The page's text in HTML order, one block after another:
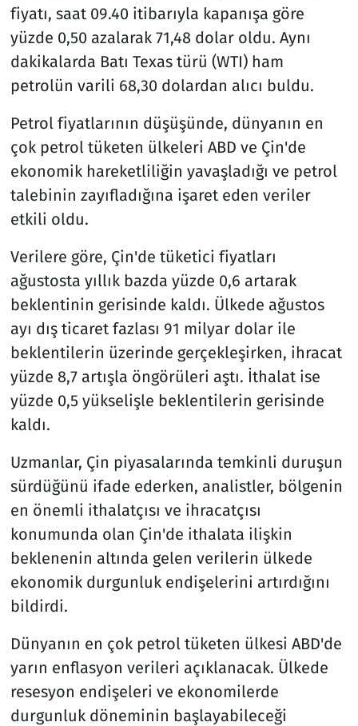
fiyatı, saat 09.40 itibarıyla kapanışa göre
yüzde 0,50 azalarak 71,48 dolar oldu. Aynı
dakikalarda Batı Texas türü (WTI) ham
petrolün varili 68,30 dolardan alıcı buldu.
Petrol fiyatlarının düşüşünde, dünyanın en
çok petrol tüketen ülkeleri ABD ve Çin'de
ekonomik hareketliliğin yavaşladığı ve petrol
talebinin zayıfladığına işaret eden veriler
etkili oldu.
Verilere göre, Çin'de tüketici fiyatları
ağustosta yıllık bazda yüzde 0,6 artarak
beklentinin gerisinde kaldı. Ülkede ağustos
ayı dış ticaret fazlası 91 milyar dolar ile
beklentilerin üzerinde gerçekleşirken, ihracat
yüzde 8,7 artışla öngörüleri aştı. İthalat ise
yüzde 0,5 yükselişle beklentilerin gerisinde
kaldı.
Uzmanlar, Çin piyasalarında temkinli duruşun
sürdüğünü ifade ederken, analistler, bölgenin
en önemli ithalatçısı ve ihracatçısı
konumunda olan Çin'de ithalata ilişkin
beklenenin altında gelen verilerin ülkede
ekonomik durgunluk endişelerini artırdığını
bildirdi.
Dünyanın en çok petrol tüketen ülkesi ABD'de
yarın enflasyon verileri açıklanacak. Ülkede
resesyon endişeleri ve ekonomilerde
durgunluk döneminin başlayabileceği
Seçim 2023
Spor
Teknoloji ve Bilim
Televizyon